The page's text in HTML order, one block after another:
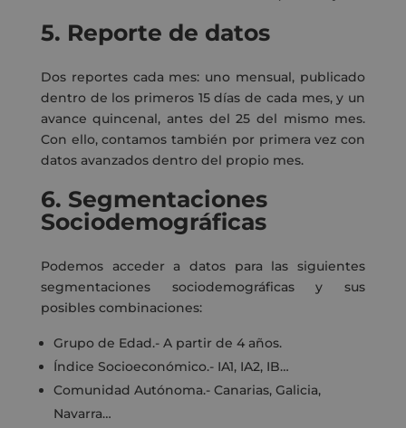
5. Reporte de datos
Dos reportes cada mes: uno mensual, publicado
dentro de los primeros 15 días de cada mes, y un
avance quincenal, antes del 25 del mismo mes.
Con ello, contamos también por primera vez con
datos avanzados dentro del propio mes.
6. Segmentaciones
Sociodemográficas
Podemos acceder a datos para las siguientes
segmentaciones sociodemográficas y sus
posibles combinaciones:
Grupo de Edad.- A partir de 4 años.
Índice Socioeconómico.- IA1, IA2, IB…
Comunidad Autónoma.- Canarias, Galicia,
Navarra…